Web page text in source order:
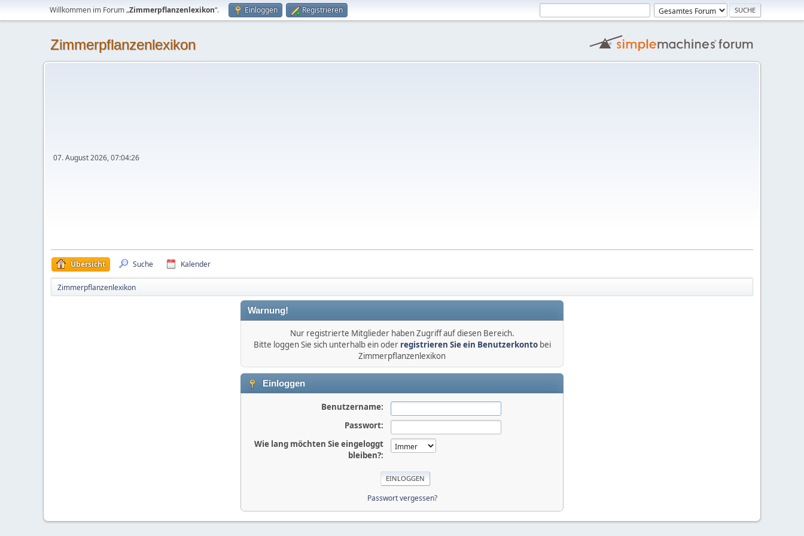
Willkommen im Forum „Zimmerpflanzenlexikon“. Einloggen Registrieren
Zimmerpflanzenlexikon
07. August 2026, 07:04:26
Übersicht Suche Kalender
Zimmerpflanzenlexikon
Warnung!
Nur registrierte Mitglieder haben Zugriff auf diesen Bereich.
Bitte loggen Sie sich unterhalb ein oder registrieren Sie ein Benutzerkontobei
Zimmerpflanzenlexikon
Einloggen
Benutzername:
Passwort:
Wie lang möchten Sie eingeloggt
bleiben?:
Passwort vergessen?